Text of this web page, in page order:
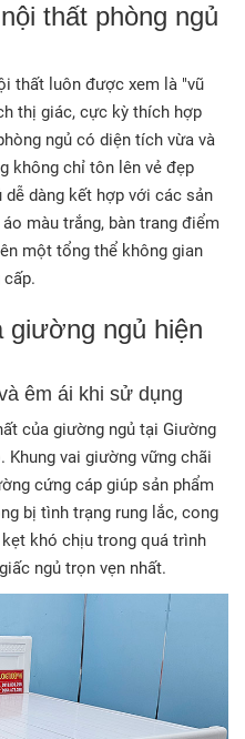
thất phòng ngủ
thất luôn được xem là "vũ
thị giác, cực kỳ thích hợp
ngủ có diện tích vừa và
không chỉ tôn lên vẻ đẹp
dàng kết hợp với các sản
màu trắng, bàn trang điểm
một tổng thể không gian
cấp.
giường ngủ hiện
êm ái khi sử dụng
của giường ngủ tại Giường
. Khung vai giường vững chãi
cứng cáp giúp sản phẩm
bị tình trạng rung lắc, cong
khó chịu trong quá trình
ngủ trọn vẹn nhất.